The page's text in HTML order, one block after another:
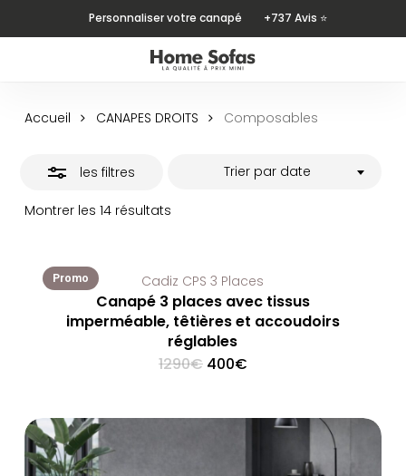
Personnaliser votre canapé +737 Avis ⭐
Accueil CANAPES DROITS Composables
les filtres
Montrer les 14 résultats
Trier par date
Close
Promo Cadiz CPS 3 Places
Canapé 3 places avec tissus
imperméable, têtières et accoudoirs
réglables
1290€ Original
400€Current